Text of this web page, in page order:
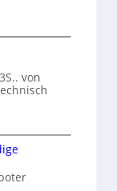
von